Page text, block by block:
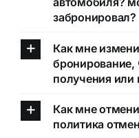
забронировал?
Как мне
бронирование,
получения или
Как мне
политика